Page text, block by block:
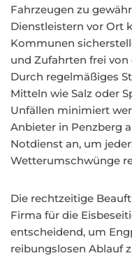
Fahrzeugen zu
Dienstleistern vor Ort
Kommunen
und Zufahrten frei
Durch regelmäßiges
Mitteln wie Salz oder
Unfällen minimiert
Anbieter in Penzberg
Notdienst an, um
Wetterumschwünge
Die rechtzeitige
Firma für die
entscheidend, um
reibungslosen Ablauf